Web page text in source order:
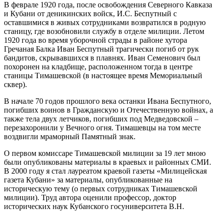
В феврале 1920 года, после освобождения Северного Кавказа
и Кубани от деникинских войск, И.С. Беспутный с
оставшимися в живых сотрудниками возвратился в родную
станицу, где возобновили службу в отделе милиции. Летом
1920 года во время уборочной страды в районе хутора
Гречаная Балка Иван Беспутный трагически погиб от рук
бандитов, скрывавшихся в плавнях. Иван Семенович был
похоронен на кладбище, расположенном тогда в центре
станицы Тимашевской (в настоящее время Мемориальный
сквер).
В начале 70 годов прошлого века останки Ивана Беспутного,
погибших воинов в Гражданскую и Отечественную войнах, а
также тела двух летчиков, погибших под Медведовской –
перезахоронили у Вечного огня. Тимашевцы на том месте
воздвигли мраморный Памятный знак.
О первом комиссаре Тимашевской милиции за 19 лет мною
были опубликованы материалы в краевых и районных СМИ.
В 2000 году я стал лауреатом краевой газеты «Милицейская
газета Кубани» за материалы, опубликованные на
историческую тему (о первых сотрудниках Тимашевской
милиции). Труд автора оценили профессор, доктор
исторических наук Кубанского госуниверситета В.Н.